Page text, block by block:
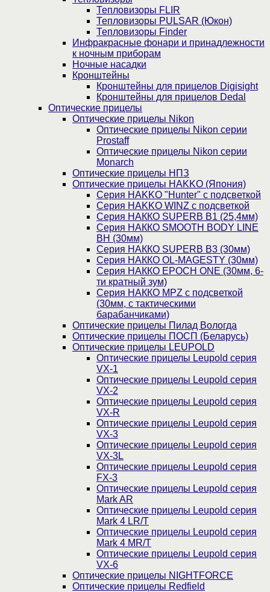
Тепловизоры FLIR
Тепловизоры PULSAR (Юкон)
Тепловизоры Finder
Инфракрасные фонари и принадлежности
к ночным приборам
Ночные насадки
Кронштейны
Кронштейны для прицелов Digisight
Кронштейны для прицелов Dedal
Оптические прицелы
Оптические прицелы Nikon
Оптические прицелы Nikon серии
Prostaff
Оптические прицелы Nikon серии
Monarch
Оптические прицелы НПЗ
Оптические прицелы HAKKO (Япония)
Cерия HAKKO "Hunter" с подсветкой
Серия НAKKO WINZ с подсветкой
Серия НАККО SUPERB B1 (25,4мм)
Серия НАККО SMOOTH BODY LINE
BH (30мм)
Серия НАККО SUPERB B3 (30мм)
Серия НАККО OL-MAGESTY (30мм)
Серия НАККО EPOCH ONE (30мм, 6-
ти кратный зум)
Серия НАККО MPZ с подсветкой
(30мм, c тактическими
барабанчиками)
Оптические прицелы Пилад Вологда
Оптические прицелы ПОСП (Беларусь)
Оптические прицелы LEUPOLD
Оптические прицелы Leupold серия
VX-1
Оптические прицелы Leupold серия
VX-2
Оптические прицелы Leupold серия
VX-R
Оптические прицелы Leupold серия
VX-3
Оптические прицелы Leupold серия
VX-3L
Оптические прицелы Leupold серия
FX-3
Оптические прицелы Leupold серия
Mark AR
Оптические прицелы Leupold серия
Mark 4 LR/T
Оптические прицелы Leupold серия
Mark 4 MR/T
Оптические прицелы Leupold серия
VX-6
Оптические прицелы NIGHTFORCE
Оптические прицелы Redfield